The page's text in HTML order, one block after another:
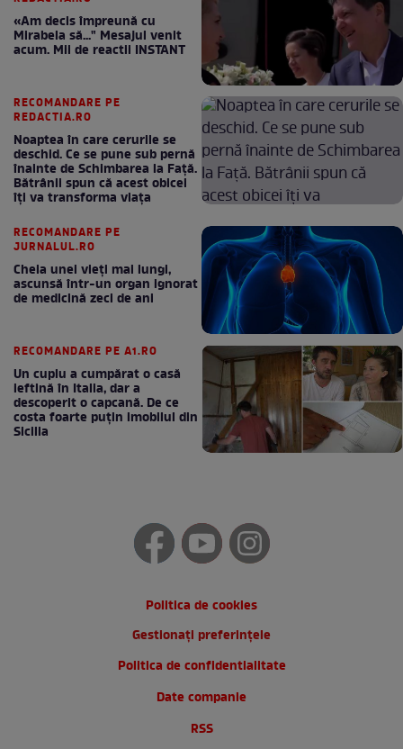
«Am decis împreună cu
Mirabela să..." Mesajul venit
acum. Mii de reactii INSTANT
RECOMANDARE PE
REDACTIA.RO
Noaptea în care cerurile se
deschid. Ce se pune sub pernă
înainte de Schimbarea la Față.
Bătrânii spun că acest obicei
îți va transforma viața
RECOMANDARE PE
JURNALUL.RO
Cheia unei vieți mai lungi,
ascunsă într-un organ ignorat
de medicină zeci de ani
RECOMANDARE PE A1.RO
Un cuplu a cumpărat o casă
ieftină în Italia, dar a
descoperit o capcană. De ce
costa foarte puțin imobilul din
Sicilia
Politica de cookies
Gestionați preferințele
Politica de confidentialitate
Date companie
RSS